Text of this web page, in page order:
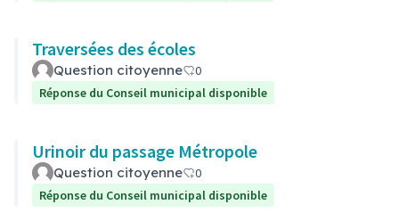
Traversées des écoles
Question citoyenne
0
Réponse du Conseil municipal disponible
Urinoir du passage Métropole
Question citoyenne
0
Réponse du Conseil municipal disponible